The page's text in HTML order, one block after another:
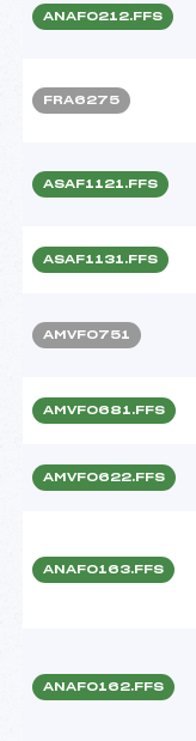
ANAF0212.FFS
FRA6275
ASAF1121.FFS
ASAF1131.FFS
AMVF0751
AMVF0681.FFS
AMVF0622.FFS
ANAF0163.FFS
ANAF0162.FFS